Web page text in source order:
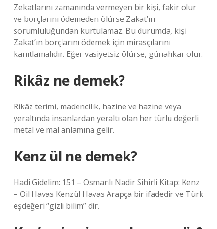
Zekatlarını zamanında vermeyen bir kişi, fakir olur
ve borçlarını ödemeden ölürse Zakat’ın
sorumluluğundan kurtulamaz. Bu durumda, kişi
Zakat’ın borçlarını ödemek için mirasçılarını
kanıtlamalıdır. Eğer vasiyetsiz ölürse, günahkar olur.
Rikâz ne demek?
Rikâz terimi, madencilik, hazine ve hazine veya
yeraltında insanlardan yeraltı olan her türlü değerli
metal ve mal anlamına gelir.
Kenz ül ne demek?
Hadi Gidelim: 151 – Osmanlı Nadir Sihirli Kitap: Kenz
– Oil Havas Kenzül Havas Arapça bir ifadedir ve Türk
eşdeğeri “gizli bilim” dir.